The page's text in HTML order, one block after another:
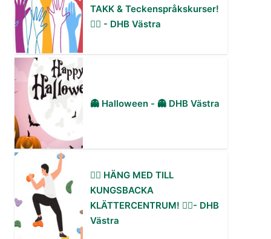
TAKK & Teckenspråkskurser!
✋🏻 - DHB Västra
👻 Halloween - 👻 DHB Västra
🧗‍♀️ HÄNG MED TILL
KUNGSBACKA
KLÄTTERCENTRUM! 🧗‍♂️- DHB
Västra